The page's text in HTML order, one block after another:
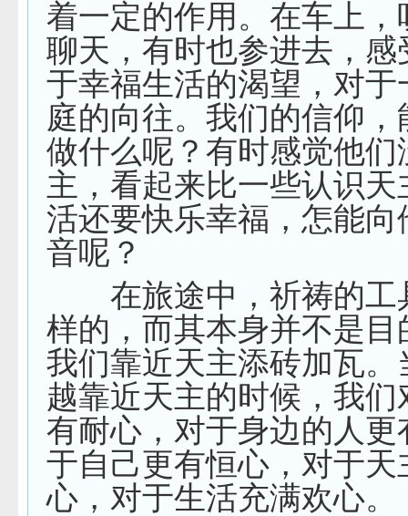
着一定的作用。在车上，
聊天，有时也参进去，感
于幸福生活的渴望，对于
庭的向往。我们的信仰
做什么呢？有时感觉他们
主，看起来比一些认识天
活还要快乐幸福，怎能向
音呢？
在旅途中，祈祷的工
样的，而其本身并不是目
我们靠近天主添砖加瓦。
越靠近天主的时候，我们
有耐心，对于身边的人更
于自己更有恒心，对于天
心，对于生活充满欢心。